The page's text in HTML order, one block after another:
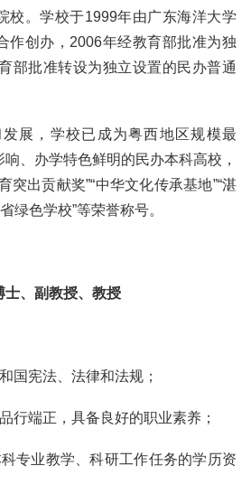
校。学校于1999年由广东海洋大学
作创办，2006年经教育部批准为独
部批准转设为独立设置的民办普通
展，学校已成为粤西地区规模最
、办学特色鲜明的民办本科高校，
突出贡献奖”“中华文化传承基地”“湛
绿色学校”等荣誉称号。
士、副教授、教授
国宪法、法律和法规；
行端正，具备良好的职业素养；
科专业教学、科研工作任务的学历资